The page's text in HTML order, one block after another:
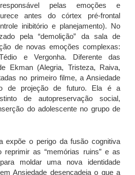
pelas emoções e
antes do córtex pré-frontal
inibitório e planejamento). No
pela “demolição” da sala de
de novas emoções complexas:
e Vergonha. Diferente das
Ekman (Alegria, Tristeza, Raiva,
no primeiro filme, a Ansiedade
de projeção de futuro. Ela é a
de autopreservação social,
do adolescente no grupo de
expõe o perigo da fusão cognitiva
reprimir as “memórias ruins” e as
moldar uma nova identidade
Ansiedade desencadeia o que a